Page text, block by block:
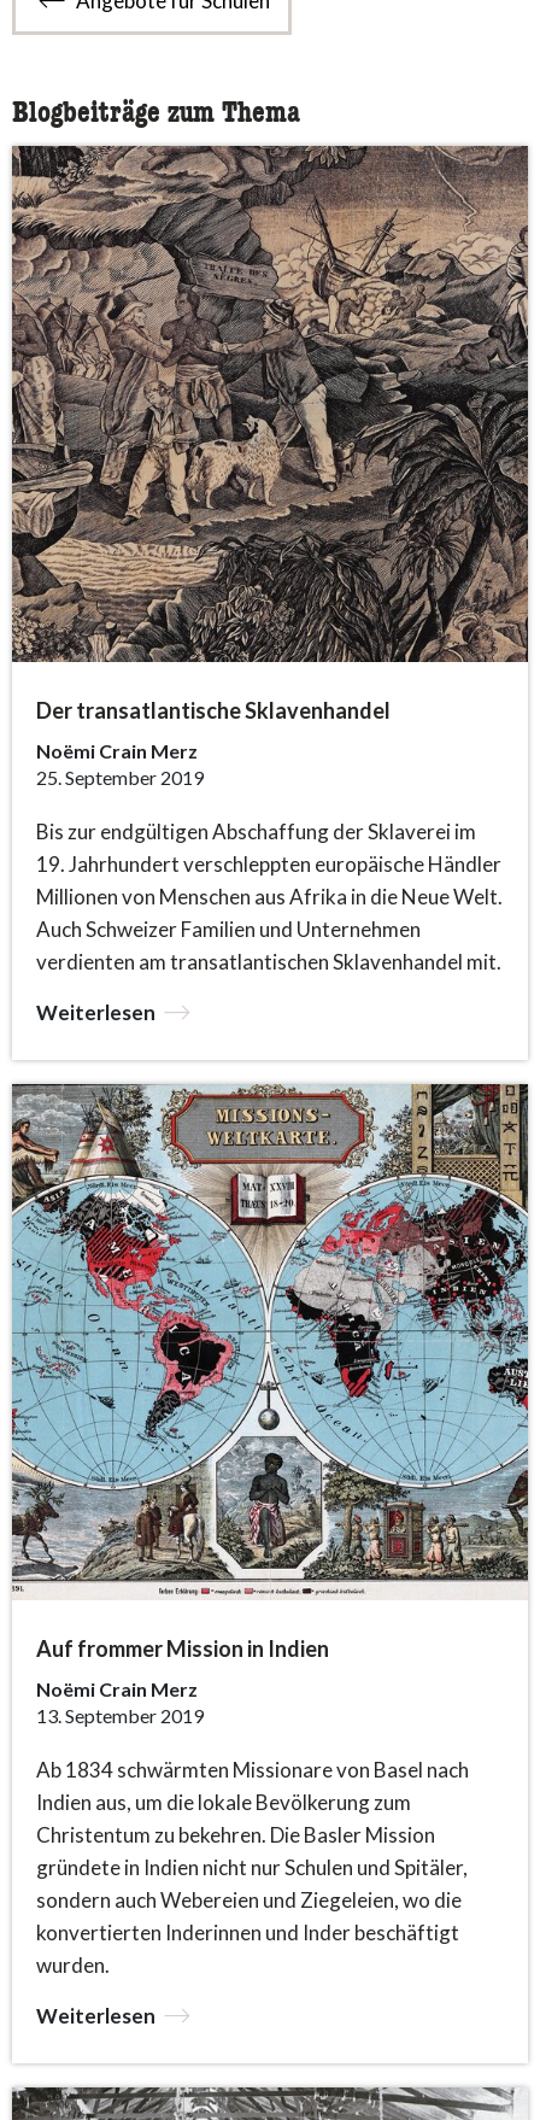
Blogbeiträge zum Thema
Der transatlantische Sklavenhandel
Noëmi Crain Merz
25. September 2019
Bis zur endgültigen Abschaffung der Sklaverei im
19. Jahrhundert verschleppten europäische Händler
Millionen von Menschen aus Afrika in die Neue Welt.
Auch Schweizer Familien und Unternehmen
verdienten am transatlantischen Sklavenhandel mit.
Weiterlesen
Auf frommer Mission in Indien
Noëmi Crain Merz
13. September 2019
Ab 1834 schwärmten Missionare von Basel nach
Indien aus, um die lokale Bevölkerung zum
Christentum zu bekehren. Die Basler Mission
gründete in Indien nicht nur Schulen und Spitäler,
sondern auch Webereien und Ziegeleien, wo die
konvertierten Inderinnen und Inder beschäftigt
wurden.
Weiterlesen